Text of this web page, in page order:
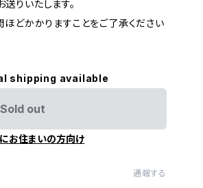
りいたします。
ほどかかりますことをご了承ください
shipping available
Sold out
お住まいの方向け
通報する